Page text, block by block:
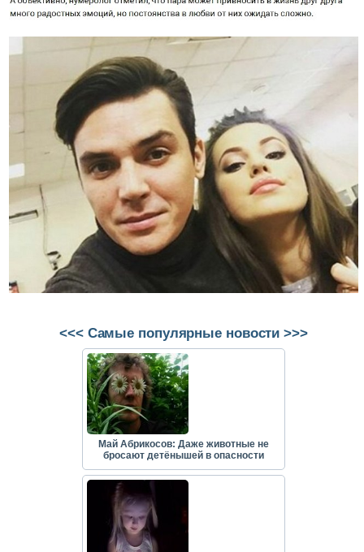
<<< Самые популярные новости >>>
Май Абрикосов: Даже животные не
бросают детёнышей в опасности